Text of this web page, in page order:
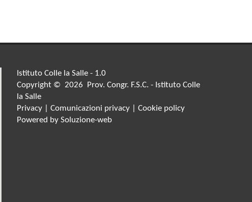
Istituto Colle la Salle - 1.0
Copyright © 2026 Prov. Congr. F.S.C. - Istituto Colle
la Salle
Privacy
Comunicazioni privacy
Cookie policy
Powered by Soluzione-web